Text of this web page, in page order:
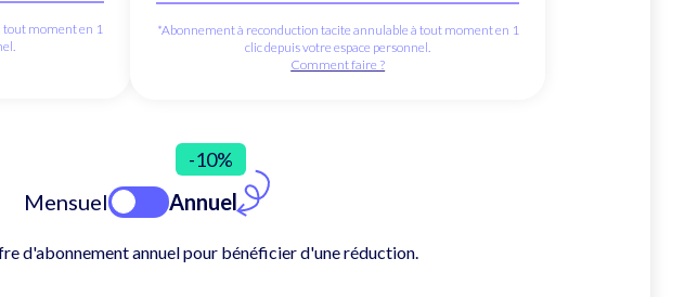
tout moment en 1
*Abonnement à reconduction tacite annulable à tout moment en 1
clic depuis votre espace personnel.
Comment faire ?
Mensuel Annuel
-10%
d'abonnement annuel pour bénéficier d'une réduction.